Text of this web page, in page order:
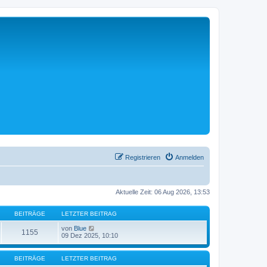
Anmelden
Registrieren
Aktuelle Zeit: 06 Aug 2026, 13:53
BEITRÄGE LETZTER BEITRAG
1155 von Blue
e
e
s
09 Dez 2025, 10:10
BEITRÄGE LETZTER BEITRAG